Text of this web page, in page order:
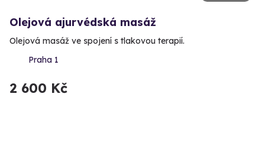
Olejová ajurvédská masáž
Olejová masáž ve spojení s tlakovou terapií.
Praha 1
2 600 Kč